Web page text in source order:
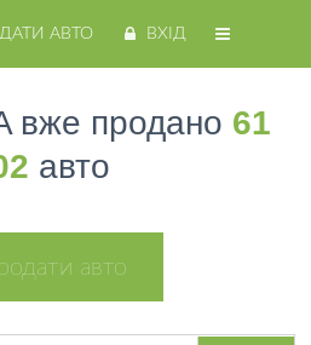
АВТО ВХІД
вже продано 61
авто
авто